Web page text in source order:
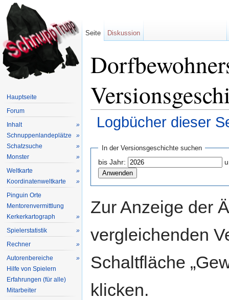
Logbücher dieser
In der Versionsgeschichte suchen
bis Jahr:
Zur Anzeige der
vergleichenden
Schaltfläche
klicken.
Seite Diskussion
Hauptseite
Forum
Inhalt
»
Schnuppenlandeplätze
»
Schatzsuche
»
Monster
»
Weltkarte
»
Koordinatenweltkarte
»
Pinguin Orte
Mentorenvermittlung
Kerkerkartograph
»
Spielerstatistik
»
Rechner
»
Autorenbereiche
»
Hilfe von Spielern
Erfahrungen (für alle)
Mitarbeiter